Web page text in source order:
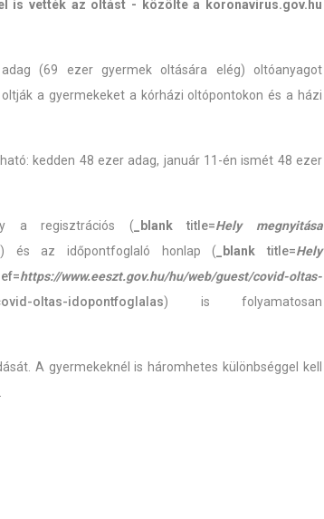
is vették az oltást - közölte a koronavirus.gov.hu
(69 ezer gyermek oltására elég) oltóanyagot
a gyermekeket a kórházi oltópontokon és a házi
kedden 48 ezer adag, január 11-én ismét 48 ezer
a regisztrációs ( _blanktitle=Hely megnyitása
) és az időpontfoglaló honlap ( _blank title=Hely
https://www.eeszt.gov.hu/hu/web/guest/covid-oltas-
oltas-idopontfoglalas) is folyamatosan
A gyermekeknél is háromhetes különbséggel kell